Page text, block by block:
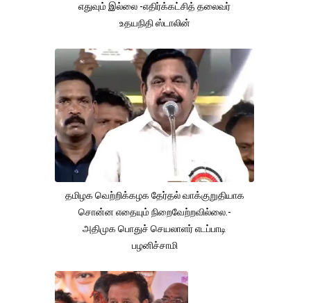
எதுவும் இல்லை -எதிர்க்கட்சித் தலைவர்
உதயநிதி ஸ்டாலின்
தமிழக வெற்றிக்கழக தேர்தல் வாக்குறுதியாக
சொன்ன எதையும் நிறைவேற்றவில்லை.-
அதிமுக பொதுச் செயலாளர் எடப்பாடி
பழனிச்சாமி